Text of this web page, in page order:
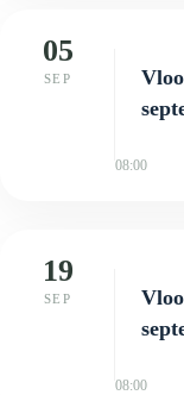
05
SEP
08:00
19
SEP
08:00